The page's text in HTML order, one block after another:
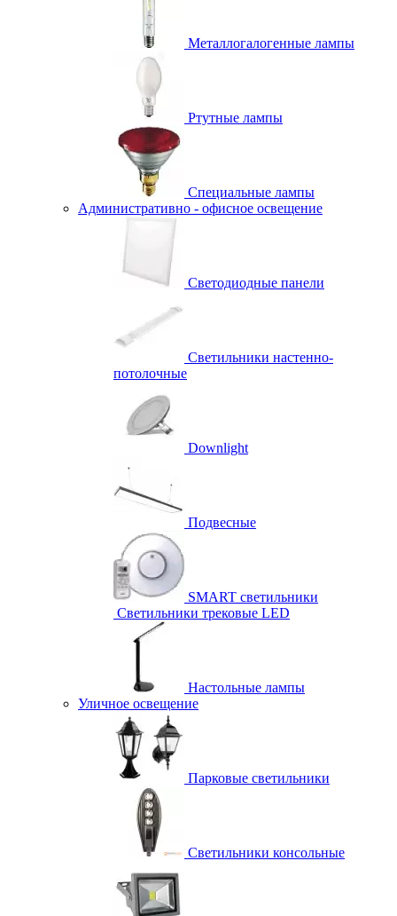
Металлогалогенные лампы
Ртутные лампы
Специальные лампы
Административно - офисное освещение
Светодиодные панели
Светильники настенно-
потолочные
Downlight
Подвесные
SMART светильники
Светильники трековые LED
Настольные лампы
Уличное освещение
Парковые светильники
Светильники консольные